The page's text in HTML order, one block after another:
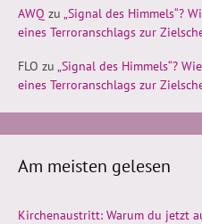
AWQ zu „Signal des Himmels“?
eines Terroranschlags zur
FLO zu „Signal des Himmels“?
eines Terroranschlags zur
Am meisten gelesen
Kirchenaustritt: Warum du jetzt